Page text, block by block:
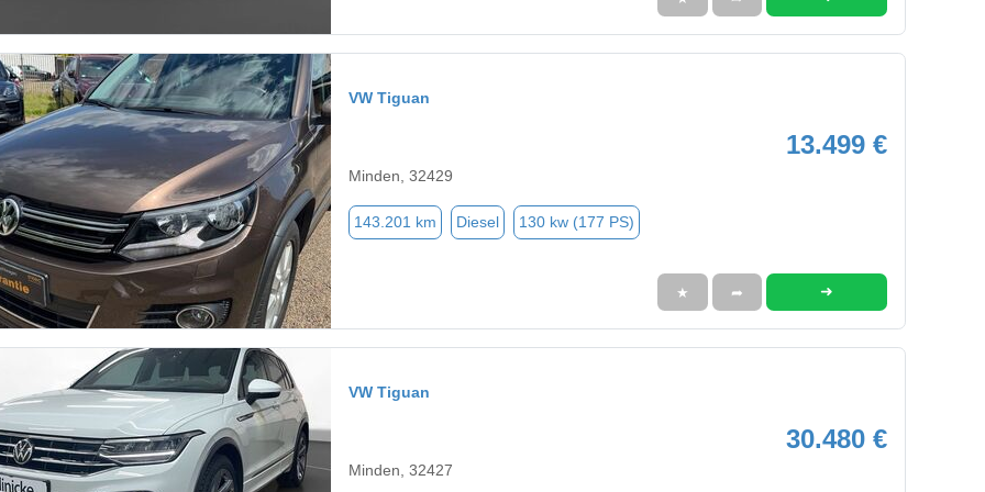
VW Tiguan
13.499 €
Minden, 32429
143.201 km Diesel 130 kw (177 PS)
★ ➦ ➜
VW Tiguan
30.480 €
Minden, 32427